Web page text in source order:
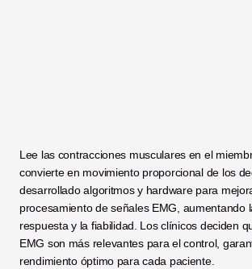
Lee las contracciones musculares en el
convierte en movimiento proporcional de los
desarrollado algoritmos y hardware para
procesamiento de señales EMG, aumentando
respuesta y la fiabilidad. Los clínicos deciden
EMG son más relevantes para el control,
rendimiento óptimo para cada paciente.